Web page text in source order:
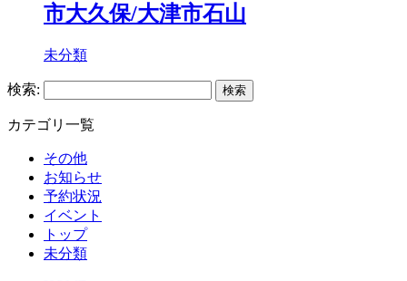
市大久保/大津市石山
未分類
検索:
カテゴリ一覧
その他
お知らせ
予約状況
イベント
トップ
未分類